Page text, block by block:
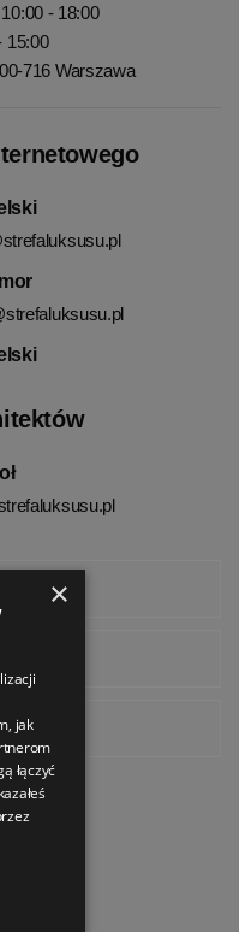
- 18:00
15:00
716 Warszawa
×
jak
łączyć